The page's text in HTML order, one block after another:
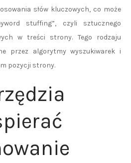
słów kluczowych, co może
stuffing”, czyli sztucznego
w treści strony. Tego rodzaju
przez algorytmy wyszukiwarek i
pozycji strony.